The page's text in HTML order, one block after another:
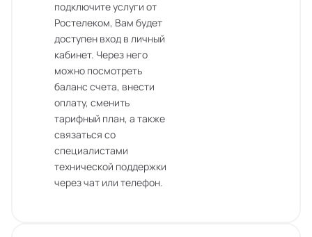
подключите услуги от
Ростелеком, Вам будет
доступен вход в личный
кабинет. Через него
можно посмотреть
баланс счета, внести
оплату, сменить
тарифный план, а также
связаться со
специалистами
технической поддержки
через чат или телефон.